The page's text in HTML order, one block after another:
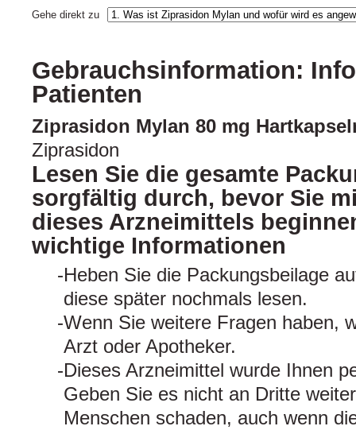
Gehe direkt zu
Gebrauchsinformation:
Patienten
Ziprasidon Mylan 80 mg
Ziprasidon
Lesen Sie die gesamte
sorgfältig durch, bevor Sie
dieses Arzneimittels
wichtige Informationen
Heben Sie die Packungsbeilage
diese später nochmals lesen.
Wenn Sie weitere Fragen haben,
Arzt oder Apotheker.
Dieses Arzneimittel wurde Ihnen
Geben Sie es nicht an Dritte
Menschen schaden, auch wenn